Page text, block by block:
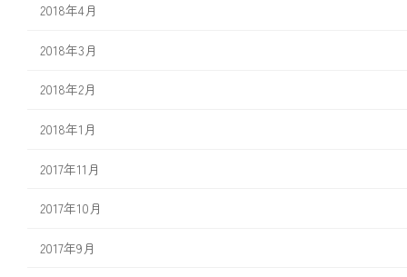
2018年4月
2018年3月
2018年2月
2018年1月
2017年11月
2017年10月
2017年9月